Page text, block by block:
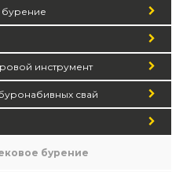
инструмент
свай
бурение